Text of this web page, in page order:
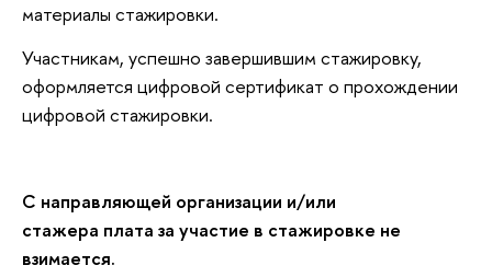
материалы стажировки.
Участникам, успешно завершившим стажировку,
оформляется цифровой сертификат о прохождении
цифровой стажировки.
С направляющей организации и/или
стажера плата за участие в стажировке не
взимается.